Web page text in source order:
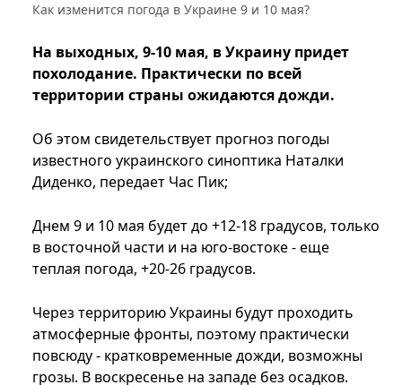
Как изменится погода в Украине 9 и 10 мая?
На выходных, 9-10 мая, в Украину придет
похолодание. Практически по всей
территории страны ожидаются дожди.
Об этом свидетельствует прогноз погоды
известного украинского синоптика Наталки
Диденко, передает Час Пик;
Днем 9 и 10 мая будет ​​до +12-18 градусов, только
в восточной части и на юго-востоке - еще
теплая погода, +20-26 градусов.
Через территорию Украины будут проходить
атмосферные фронты, поэтому практически
повсюду - кратковременные дожди, возможны
грозы. В воскресенье на западе без осадков.